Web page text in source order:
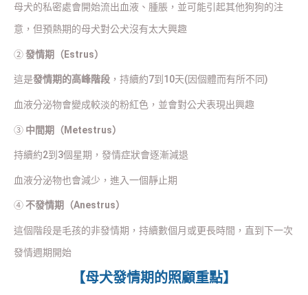
母犬的私密處會開始流出血液、腫脹，並可能引起其他狗狗的注
意，但預熱期的母犬對公犬沒有太大興趣
②發情期（Estrus）
這是發情期的高峰階段 ，持續約7到10天(因個體而有所不同)
血液分泌物會變成較淡的粉紅色，並會對公犬表現出興趣
③ 中間期（Metestrus）
持續約2到3個星期，發情症狀會逐漸減退
血液分泌物也會減少，進入一個靜止期
④不發情期（Anestrus）
這個階段是毛孩的非發情期，持續數個月或更長時間，直到下一次
發情週期開始
【母犬發情期的照顧重點】